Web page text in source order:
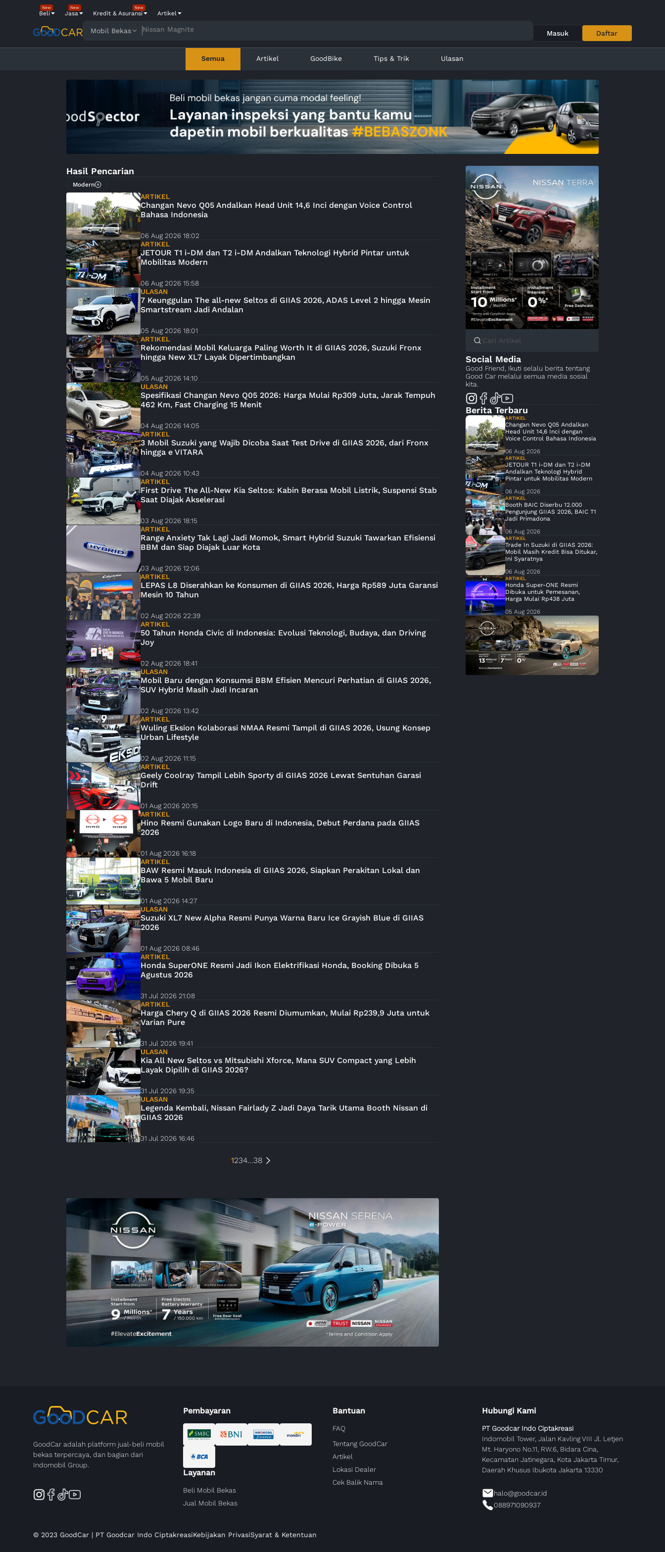
Beli
New
Jasa
New
Kredit & Asuransi
New
Artikel
Mobil Bekas Nissan Magnite Masuk Daftar
Semua Artikel GoodBike Tips & Trik Ulasan
Hasil Pencarian
Modern
ARTIKEL
Changan Nevo Q05 Andalkan Head Unit 14,6 Inci dengan Voice Control
Bahasa Indonesia
06 Aug 2026 18:02
ARTIKEL
JETOUR T1 i-DM dan T2 i-DM Andalkan Teknologi Hybrid Pintar untuk
Mobilitas Modern
06 Aug 2026 15:58
ULASAN
7 Keunggulan The all-new Seltos di GIIAS 2026, ADAS Level 2 hingga Mesin
Smartstream Jadi Andalan
05 Aug 2026 18:01
ARTIKEL
Rekomendasi Mobil Keluarga Paling Worth It di GIIAS 2026, Suzuki Fronx
hingga New XL7 Layak Dipertimbangkan
05 Aug 2026 14:10
ULASAN
Spesifikasi Changan Nevo Q05 2026: Harga Mulai Rp309 Juta, Jarak Tempuh
462 Km, Fast Charging 15 Menit
04 Aug 2026 14:05
ARTIKEL
3 Mobil Suzuki yang Wajib Dicoba Saat Test Drive di GIIAS 2026, dari Fronx
hingga e VITARA
04 Aug 2026 10:43
ARTIKEL
First Drive The All-New Kia Seltos: Kabin Berasa Mobil Listrik, Suspensi Stab
Saat Diajak Akselerasi
03 Aug 2026 18:15
ARTIKEL
Range Anxiety Tak Lagi Jadi Momok, Smart Hybrid Suzuki Tawarkan Efisiensi
BBM dan Siap Diajak Luar Kota
03 Aug 2026 12:06
ARTIKEL
LEPAS L8 Diserahkan ke Konsumen di GIIAS 2026, Harga Rp589 Juta Garansi
Mesin 10 Tahun
02 Aug 2026 22:39
ARTIKEL
50 Tahun Honda Civic di Indonesia: Evolusi Teknologi, Budaya, dan Driving
Joy
02 Aug 2026 18:41
ULASAN
Mobil Baru dengan Konsumsi BBM Efisien Mencuri Perhatian di GIIAS 2026,
SUV Hybrid Masih Jadi Incaran
02 Aug 2026 13:42
ARTIKEL
Wuling Eksion Kolaborasi NMAA Resmi Tampil di GIIAS 2026, Usung Konsep
Urban Lifestyle
02 Aug 2026 11:15
ARTIKEL
Geely Coolray Tampil Lebih Sporty di GIIAS 2026 Lewat Sentuhan Garasi
Drift
01 Aug 2026 20:15
ARTIKEL
Hino Resmi Gunakan Logo Baru di Indonesia, Debut Perdana pada GIIAS
2026
01 Aug 2026 16:18
ARTIKEL
BAW Resmi Masuk Indonesia di GIIAS 2026, Siapkan Perakitan Lokal dan
Bawa 5 Mobil Baru
01 Aug 2026 14:27
ULASAN
Suzuki XL7 New Alpha Resmi Punya Warna Baru Ice Grayish Blue di GIIAS
2026
01 Aug 2026 08:46
ARTIKEL
Honda SuperONE Resmi Jadi Ikon Elektrifikasi Honda, Booking Dibuka 5
Agustus 2026
31 Jul 2026 21:08
ARTIKEL
Harga Chery Q di GIIAS 2026 Resmi Diumumkan, Mulai Rp239,9 Juta untuk
Varian Pure
31 Jul 2026 19:41
ULASAN
Kia All New Seltos vs Mitsubishi Xforce, Mana SUV Compact yang Lebih
Layak Dipilih di GIIAS 2026?
31 Jul 2026 19:35
ULASAN
Legenda Kembali, Nissan Fairlady Z Jadi Daya Tarik Utama Booth Nissan di
GIIAS 2026
31 Jul 2026 16:46
1234...38
Social Media
Good Friend, Ikuti selalu berita tentang
Good Car melalui semua media sosial
kita.
Berita Terbaru
ARTIKEL
Changan Nevo Q05 Andalkan
Head Unit 14,6 Inci dengan
Voice Control Bahasa Indonesia
06 Aug 2026
ARTIKEL
JETOUR T1 i-DM dan T2 i-DM
Andalkan Teknologi Hybrid
Pintar untuk Mobilitas Modern
06 Aug 2026
ARTIKEL
Booth BAIC Diserbu 12.000
Pengunjung GIIAS 2026, BAIC T1
Jadi Primadona
06 Aug 2026
ARTIKEL
Trade In Suzuki di GIIAS 2026:
Mobil Masih Kredit Bisa Ditukar,
Ini Syaratnya
06 Aug 2026
ARTIKEL
Honda Super-ONE Resmi
Dibuka untuk Pemesanan,
Harga Mulai Rp438 Juta
05 Aug 2026
GoodCar adalah platform jual-beli mobil
bekas terpercaya, dan bagian dari
Indomobil Group.
Pembayaran
Layanan
Beli Mobil Bekas
Jual Mobil Bekas
Bantuan
FAQ
Tentang GoodCar
Artikel
Lokasi Dealer
Cek Balik Nama
Hubungi Kami
PT Goodcar Indo Ciptakreasi
Indomobil Tower, Jalan Kavling VIII Jl. Letjen
Mt. Haryono No.11, RW.6, Bidara Cina,
Kecamatan Jatinegara, Kota Jakarta Timur,
Daerah Khusus Ibukota Jakarta 13330
halo@goodcar.id
088971090937
© 2023 GoodCar | PT Goodcar Indo CiptakreasiKebijakan PrivasiSyarat & Ketentuan